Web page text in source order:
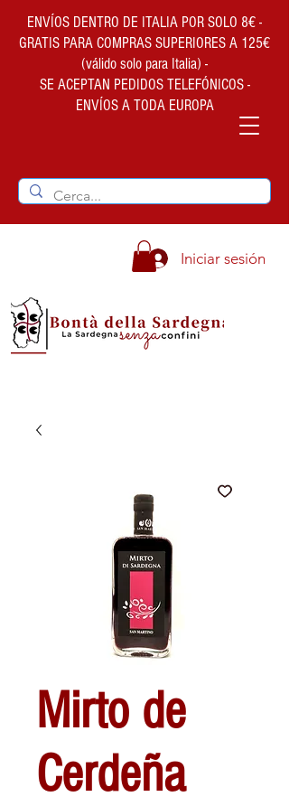
ENVÍOS DENTRO DE ITALIA POR SOLO 8€ -
GRATIS PARA COMPRAS SUPERIORES A 125€
(válido solo para Italia) -
SE ACEPTAN PEDIDOS TELEFÓNICOS -
ENVÍOS A TODA EUROPA
Iniciar sesión
Mirto de
Cerdeña